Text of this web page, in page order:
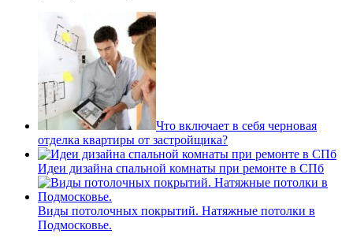
Что включает в себя черновая
отделка квартиры от застройщика?
Идеи дизайна спальной комнаты при ремонте в СПб
Виды потолочных покрытий. Натяжные потолки в
Подмосковье.